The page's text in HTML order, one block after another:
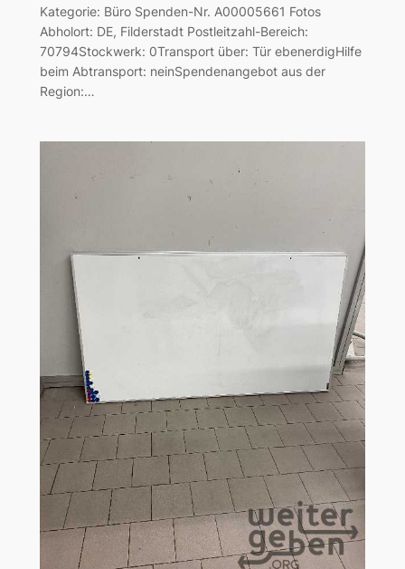
Kategorie: Büro Spenden-Nr. A00005661 Fotos
Abholort: DE, Filderstadt Postleitzahl-Bereich:
70794Stockwerk: 0Transport über: Tür ebenerdigHilfe
beim Abtransport: neinSpendenangebot aus der
Region:…